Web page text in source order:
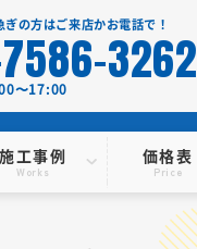
施工事例
Works
価格表
Price
の方はご来店かお電話で！
3262
〜17:00